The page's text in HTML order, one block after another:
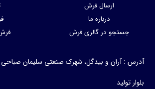
ارسال فرش
درباره ما
جستجو در گالری فرش
فرش
فرش
: آران و بیدگل، شهرک صنعتی سلیمان صباحی
تولید